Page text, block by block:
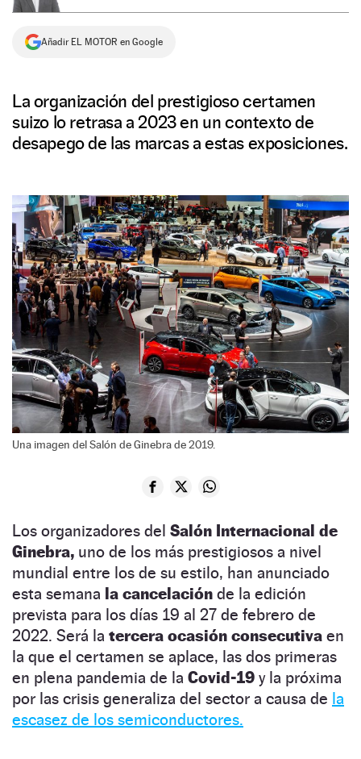
Añadir EL MOTOR en Google
La organización del prestigioso certamen
suizo lo retrasa a 2023 en un contexto de
desapego de las marcas a estas exposiciones.
Una imagen del Salón de Ginebra de 2019.
Los organizadores del Salón Internacional de
Ginebra, uno de los más prestigiosos a nivel
mundial entre los de su estilo, han anunciado
esta semana la cancelación de la edición
prevista para los días 19 al 27 de febrero de
2022. Será la tercera ocasión consecutiva en
la que el certamen se aplace, las dos primeras
en plena pandemia de la Covid-19 y la próxima
por las crisis generaliza del sector a causa de la
escasez de los semiconductores.